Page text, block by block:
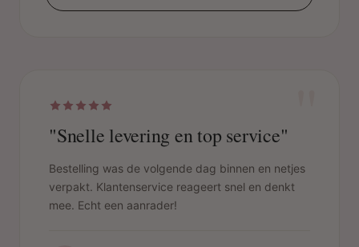
"Snelle levering en top service"
Bestelling was de volgende dag binnen en netjes
verpakt. Klantenservice reageert snel en denkt
mee. Echt een aanrader!